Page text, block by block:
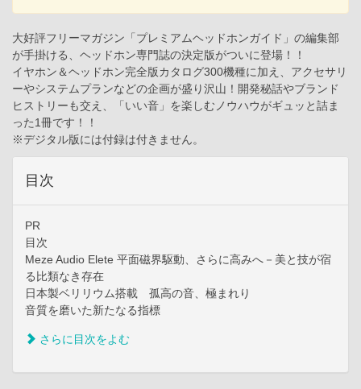
大好評フリーマガジン「プレミアムヘッドホンガイド」の編集部
が手掛ける、ヘッドホン専門誌の決定版がついに登場！！
イヤホン＆ヘッドホン完全版カタログ300機種に加え、アクセサリ
ーやシステムプランなどの企画が盛り沢山！開発秘話やブランド
ヒストリーも交え、「いい音」を楽しむノウハウがギュッと詰ま
った1冊です！！
※デジタル版には付録は付きません。
目次
PR
目次
Meze Audio Elete 平面磁界駆動、さらに高みへ－美と技が宿
る比類なき存在
日本製ベリリウム搭載 孤高の音、極まれり
音質を磨いた新たなる指標
さらに目次をよむ